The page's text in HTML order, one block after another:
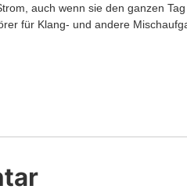
auch wenn sie den ganzen Tag
für Klang- und andere